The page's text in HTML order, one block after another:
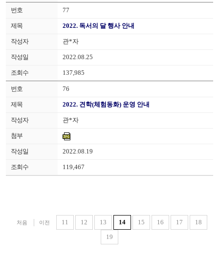
77
2022. 독서의 달 행사 안내
관*자
2022.08.25
137,985
76
2022. 견학(체험동화) 운영 안내
관*자
2022.08.19
119,467
처음 이전 11 12 13 14 15 16 17
18
19